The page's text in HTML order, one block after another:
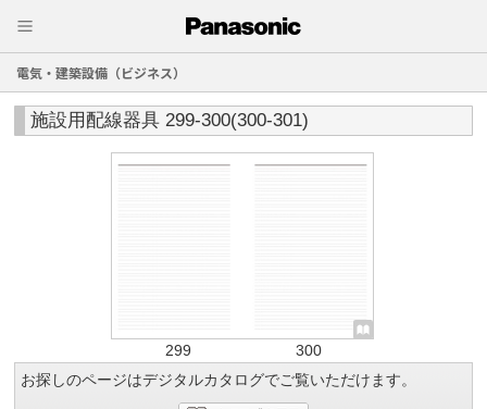
電気・建築設備（ビジネス）
施設用配線器具 299-300(300-301)
299
300
お探しのページはデジタルカタログでご覧いただけます。